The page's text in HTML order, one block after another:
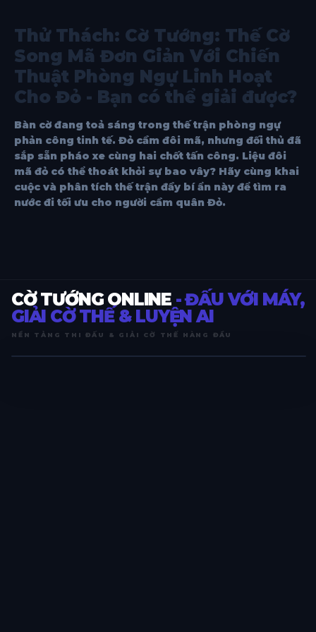
Thử Thách: Cờ Tướng: Thế Cờ
Song Mã Đơn Giản Với Chiến
Thuật Phòng Ngự Linh Hoạt
Cho Đỏ - Bạn có thể giải được?
Bàn cờ đang toả sáng trong thế trận phòng ngự
phản công tinh tế. Đỏ cầm đôi mã, nhưng đối thủ đã
sắp sẵn pháo xe cùng hai chốt tấn công. Liệu đôi
mã đỏ có thể thoát khỏi sự bao vây? Hãy cùng khai
cuộc và phân tích thế trận đầy bí ẩn này để tìm ra
nước đi tối ưu cho người cầm quân Đỏ.
CỜ TƯỚNG ONLINE - ĐẤU VỚI MÁY,
GIẢI CỜ THẾ & LUYỆN AI
NỀN TẢNG THI ĐẤU & GIẢI CỜ THẾ HÀNG ĐẦU